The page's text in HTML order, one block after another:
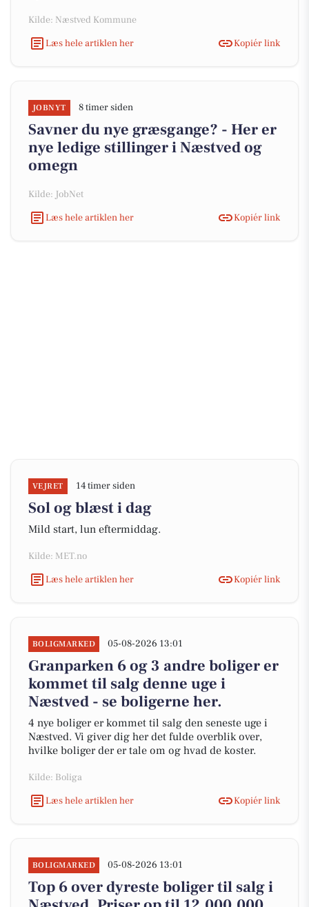
Kilde: Næstved Kommune
Læs hele artiklen her
Kopiér link
JOBNYT 8 timer siden
Savner du nye græsgange? - Her er
nye ledige stillinger i Næstved og
omegn
Kilde: JobNet
Læs hele artiklen her
Kopiér link
VEJRET 14 timer siden
Sol og blæst i dag
Mild start, lun eftermiddag.
Kilde: MET.no
Læs hele artiklen her
Kopiér link
BOLIGMARKED 05-08-2026 13:01
Granparken 6 og 3 andre boliger er
kommet til salg denne uge i
Næstved - se boligerne her.
4 nye boliger er kommet til salg den seneste uge i
Næstved. Vi giver dig her det fulde overblik over,
hvilke boliger der er tale om og hvad de koster.
Kilde: Boliga
Læs hele artiklen her
Kopiér link
BOLIGMARKED 05-08-2026 13:01
Top 6 over dyreste boliger til salg i